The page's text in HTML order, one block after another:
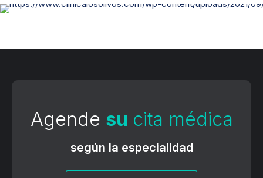
Agende su cita médica
según la especialidad